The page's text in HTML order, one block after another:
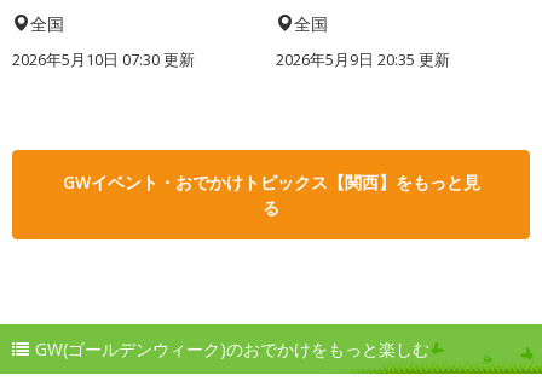
全国
2026年5月10日 07:30 更新
全国
2026年5月9日 20:35 更新
GWイベント・おでかけトピックス【関西】をもっと見
る
GW(ゴールデンウィーク)のおでかけをもっと楽しむ